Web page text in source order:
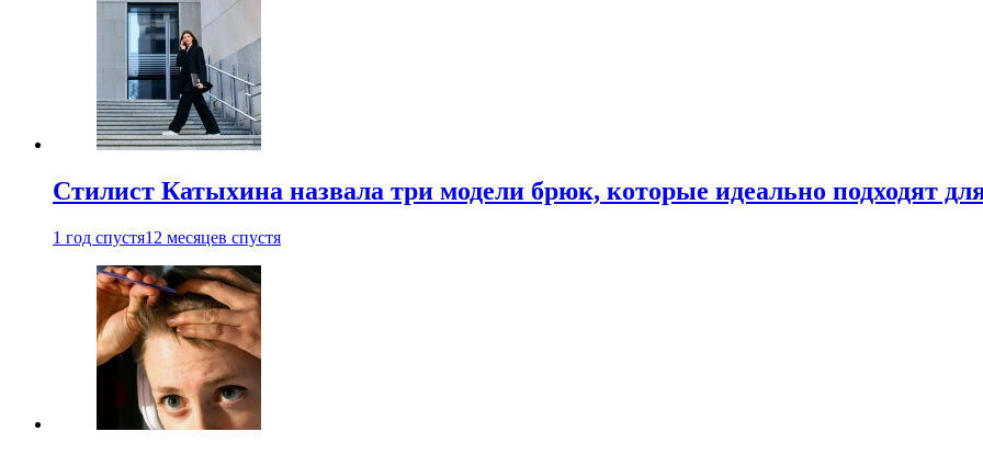
Стилист Катыхина назвала три модели брюк, которые идеально подходят
1 год спустя12 месяцев спустя